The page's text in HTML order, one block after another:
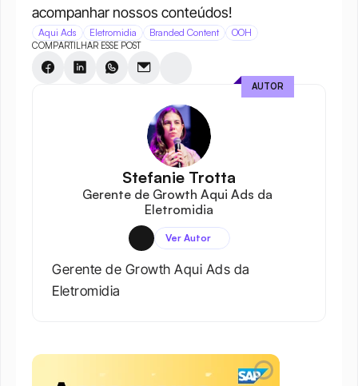
acompanhar nossos conteúdos!
Aqui Ads Eletromidia Branded Content OOH
COMPARTILHAR ESSE POST
Stefanie Trotta
Gerente de Growth Aqui Ads da
Eletromidia
Ver Autor
Gerente de Growth Aqui Ads da
Eletromidia
AUTOR